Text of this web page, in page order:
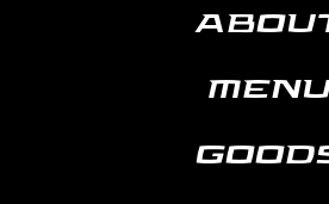
MENU